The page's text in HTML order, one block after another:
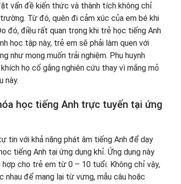
vấn đề kiến thức và thành tích không chỉ
Từ đó, quên đi cảm xúc của em bé khi
đó, điều rất quan trọng khi trẻ học tiếng Anh
học tập này, trẻ em sẽ phải làm quen với
như mong muốn trải nghiệm. Phụ huynh
họ cố gắng nghiên cứu thay vì mắng mỏ
này.
học tiếng Anh trực tuyến tại ứng
tin với khả năng phát âm tiếng Anh để dạy
tiếng Anh tại ứng dụng khỉ. Ứng dụng này
hợp cho trẻ em từ 0 – 10 tuổi. Không chỉ vậy,
nhau để mang lại từ vựng, mẫu câu hoặc